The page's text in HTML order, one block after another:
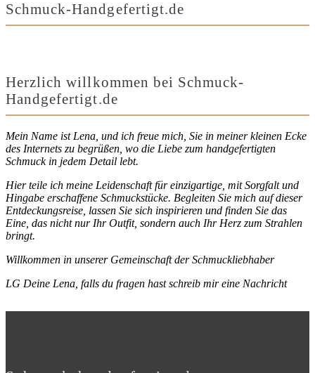
Schmuck-Handgefertigt.de
Herzlich willkommen bei Schmuck-
Handgefertigt.de
Mein Name ist Lena, und ich freue mich, Sie in meiner kleinen Ecke
des Internets zu begrüßen, wo die Liebe zum handgefertigten
Schmuck in jedem Detail lebt.
Hier teile ich meine Leidenschaft für einzigartige, mit Sorgfalt und
Hingabe erschaffene Schmuckstücke. Begleiten Sie mich auf dieser
Entdeckungsreise, lassen Sie sich inspirieren und finden Sie das
Eine, das nicht nur Ihr Outfit, sondern auch Ihr Herz zum Strahlen
bringt.
Willkommen in unserer Gemeinschaft der Schmuckliebhaber
LG Deine Lena, falls du fragen hast schreib mir eine Nachricht